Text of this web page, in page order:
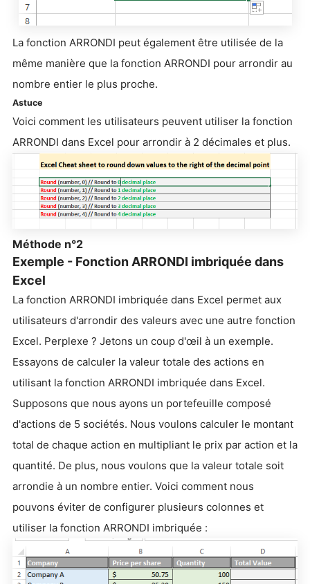
La fonction ARRONDI peut également être utilisée de la
même manière que la fonction ARRONDI pour arrondir au
nombre entier le plus proche.
Astuce
Voici comment les utilisateurs peuvent utiliser la fonction
ARRONDI dans Excel pour arrondir à 2 décimales et plus.
Méthode n°2
Exemple - Fonction ARRONDI imbriquée dans
Excel
La fonction ARRONDI imbriquée dans Excel permet aux
utilisateurs d'arrondir des valeurs avec une autre fonction
Excel. Perplexe ? Jetons un coup d'œil à un exemple.
Essayons de calculer la valeur totale des actions en
utilisant la fonction ARRONDI imbriquée dans Excel.
Supposons que nous ayons un portefeuille composé
d'actions de 5 sociétés. Nous voulons calculer le montant
total de chaque action en multipliant le prix par action et la
quantité. De plus, nous voulons que la valeur totale soit
arrondie à un nombre entier. Voici comment nous
pouvons éviter de configurer plusieurs colonnes et
utiliser la fonction ARRONDI imbriquée :